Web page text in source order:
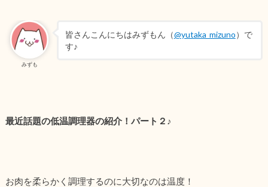
みずも
皆さんこんにちはみずもん（@yutaka_mizuno）で
す♪
最近話題の低温調理器の紹介！パート２♪
お肉を柔らかく調理するのに大切なのは温度！